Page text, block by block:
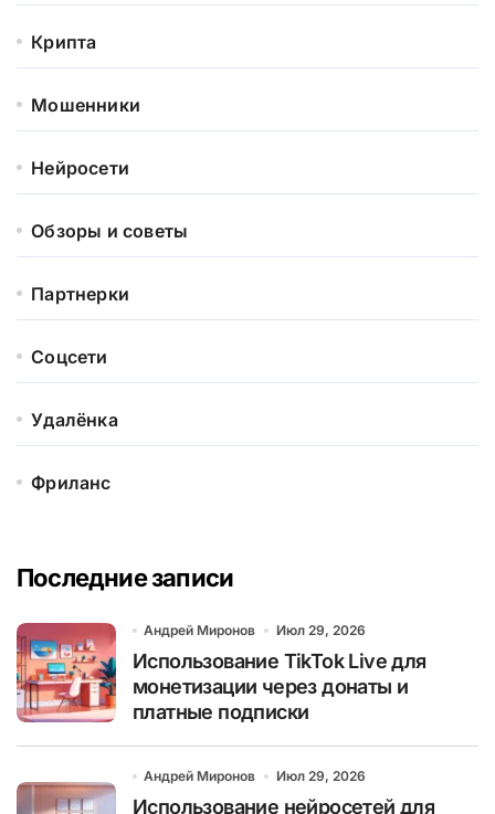
Крипта
Мошенники
Нейросети
Обзоры и советы
Партнерки
Соцсети
Удалёнка
Фриланс
Последние записи
Андрей Миронов Июл 29, 2026
Использование TikTok Live для
монетизации через донаты и
платные подписки
Андрей Миронов Июл 29, 2026
Использование нейросетей для